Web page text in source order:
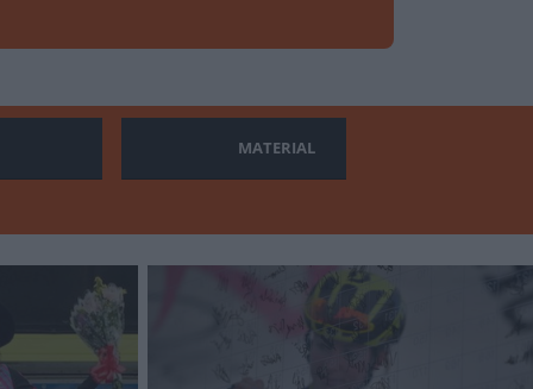
MATERIAL